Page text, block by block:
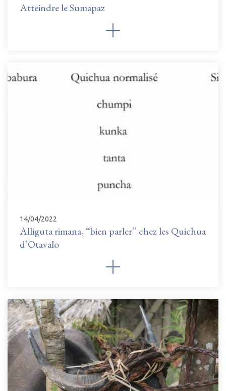
Atteindre le Sumapaz
14/04/2022
Alliguta rimana, “bien parler” chez les Quichua
d’Otavalo